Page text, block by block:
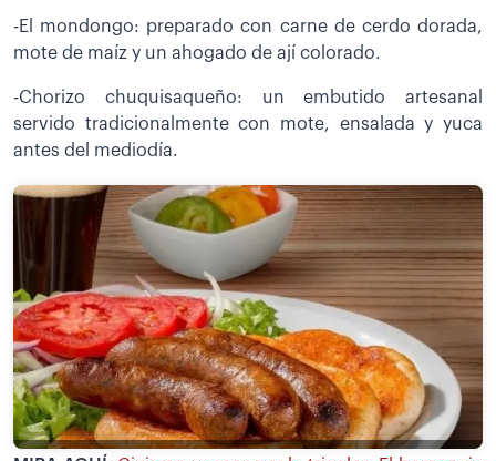
-El mondongo: preparado con carne de cerdo dorada,
mote de maíz y un ahogado de ají colorado.
-Chorizo chuquisaqueño: un embutido artesanal
servido tradicionalmente con mote, ensalada y yuca
antes del mediodía.